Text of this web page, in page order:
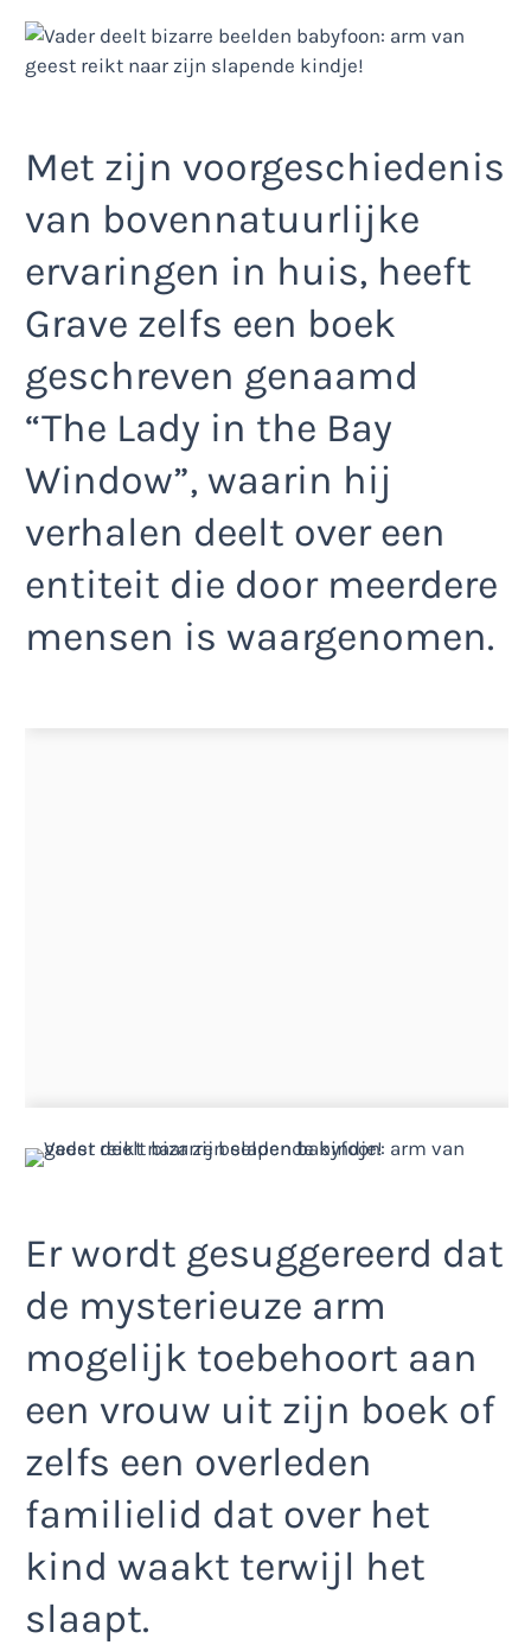
Met zijn voorgeschiedenis
van bovennatuurlijke
ervaringen in huis, heeft
Grave zelfs een boek
geschreven genaamd
“The Lady in the Bay
Window”, waarin hij
verhalen deelt over een
entiteit die door meerdere
mensen is waargenomen.
Er wordt gesuggereerd dat
de mysterieuze arm
mogelijk toebehoort aan
een vrouw uit zijn boek of
zelfs een overleden
familielid dat over het
kind waakt terwijl het
slaapt.